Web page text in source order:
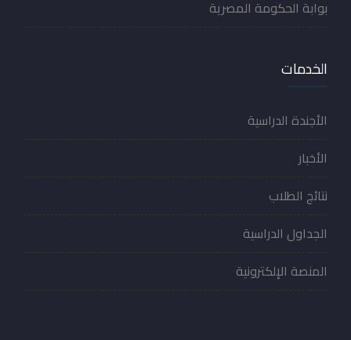
بوابة الحكومة المصرية
الخدمات
الأجندة الدراسية
الأخبار
نتائج الطلاب
الجداول الدراسية
المنصة الإلكترونية